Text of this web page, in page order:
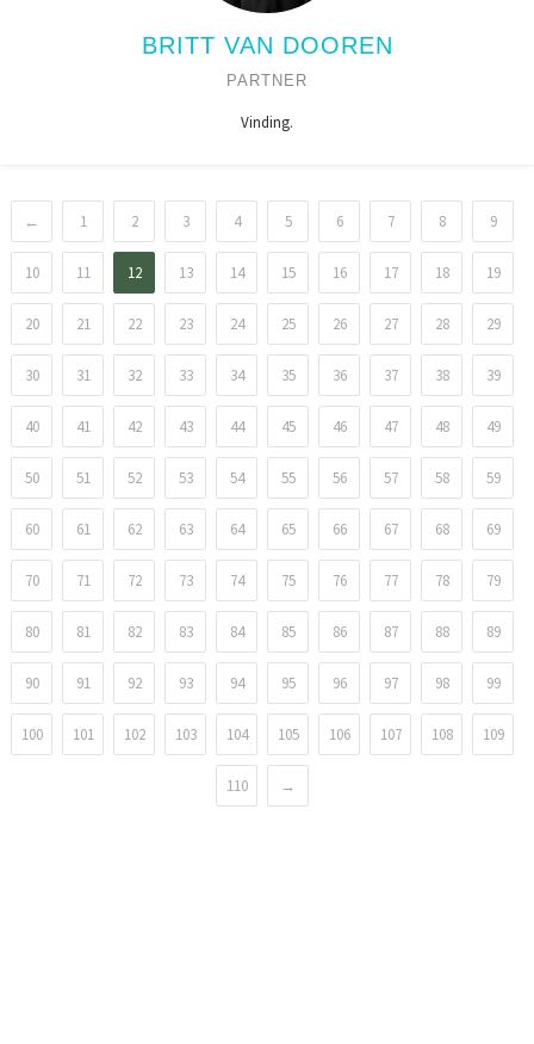
BRITT VAN DOOREN
PARTNER
Vinding.
← 1 2 3 4 5 6 7 8 9
10 11 12 13 14 15 16 17 18 19
20 21 22 23 24 25 26 27 28 29
30 31 32 33 34 35 36 37 38 39
40 41 42 43 44 45 46 47 48 49
50 51 52 53 54 55 56 57 58 59
60 61 62 63 64 65 66 67 68 69
70 71 72 73 74 75 76 77 78 79
80 81 82 83 84 85 86 87 88 89
90 91 92 93 94 95 96 97 98 99
100 101 102 103 104 105 106 107 108 109
110 →